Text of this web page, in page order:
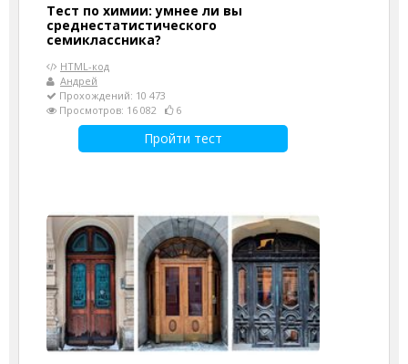
Тест по химии: умнее ли вы
среднестатистического
семиклассника?
HTML-код
Андрей
Прохождений: 10 473
Просмотров: 16 082
6
Пройти тест